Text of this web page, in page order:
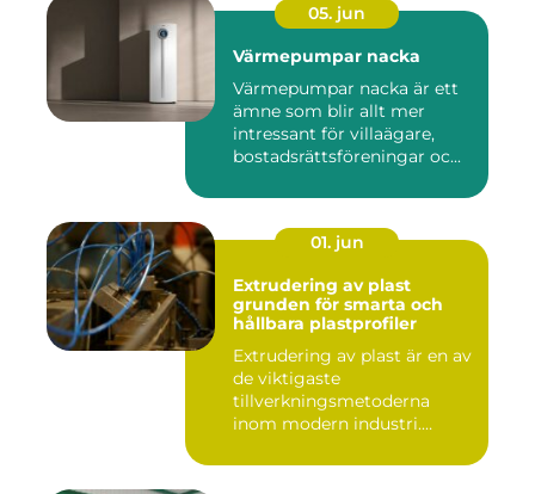
05. jun
Värmepumpar nacka
Värmepumpar nacka är ett
ämne som blir allt mer
intressant för villaägare,
bostadsrättsföreningar oc...
01. jun
Extrudering av plast
grunden för smarta och
hållbara plastprofiler
Extrudering av plast är en av
de viktigaste
tillverkningsmetoderna
inom modern industri.